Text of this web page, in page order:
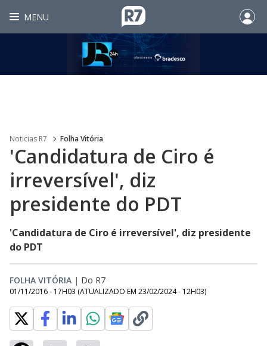
MENU
Noticias R7 Folha Vitória
'Candidatura de Ciro é
irreversível', diz
presidente do PDT
'Candidatura de Ciro é irreversível', diz presidente
do PDT
FOLHA VITÓRIA | Do R7
01/11/2016 - 17H03 (ATUALIZADO EM 23/02/2024 - 12H03)